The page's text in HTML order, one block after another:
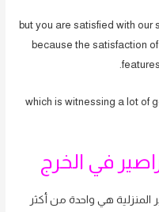
but you are satisfied with our
because the satisfaction
which is witnessing a lot of
في الخرج
المنزلية هي واحدة من أكثر